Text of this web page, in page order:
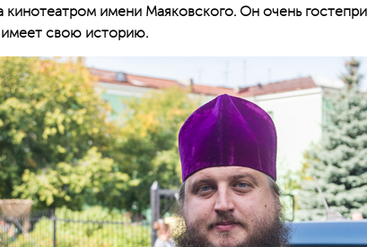
кинотеатром имени Маяковского. Он очень
имеет свою историю.